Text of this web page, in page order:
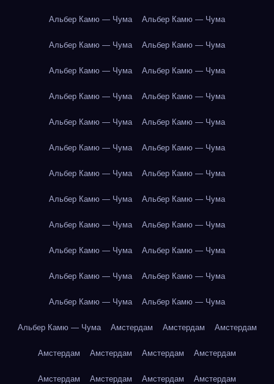
Альбер Камю — Чума Альбер Камю — Чума
Альбер Камю — Чума Альбер Камю — Чума
Альбер Камю — Чума Альбер Камю — Чума
Альбер Камю — Чума Альбер Камю — Чума
Альбер Камю — Чума Альбер Камю — Чума
Альбер Камю — Чума Альбер Камю — Чума
Альбер Камю — Чума Альбер Камю — Чума
Альбер Камю — Чума Альбер Камю — Чума
Альбер Камю — Чума Альбер Камю — Чума
Альбер Камю — Чума Альбер Камю — Чума
Альбер Камю — Чума Альбер Камю — Чума
Альбер Камю — Чума Альбер Камю — Чума
Альбер Камю — Чума Амстердам Амстердам Амстердам
Амстердам Амстердам Амстердам Амстердам
Амстердам Амстердам Амстердам Амстердам